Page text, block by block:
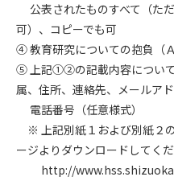
公表されたものすべて（た
可）、コピーでも可
④ 教育研究についての抱負（
⑤ 上記①②の記載内容につい
属、住所、連絡先、メールアド
電話番号（任意様式）
※ 上記別紙１および別紙２
ージよりダウンロードしてくだ
http://